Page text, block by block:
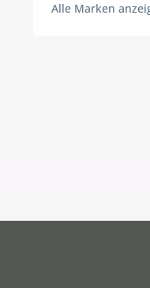
Alle Marken